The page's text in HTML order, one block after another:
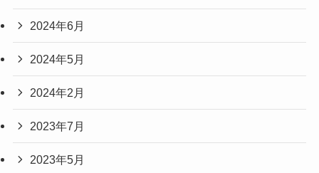
2024年6月
2024年5月
2024年2月
2023年7月
2023年5月